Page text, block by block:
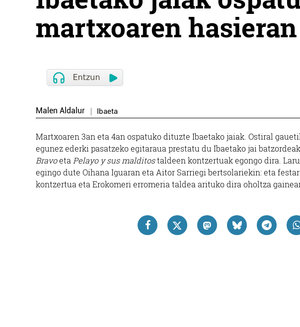
martxoaren hasieran
Malen Aldalur Ibaeta
Martxoaren 3an eta 4an ospatuko dituzte Ibaetako jaiak. Ostiral
egunez ederki pasatzeko egitaraua prestatu du Ibaetako jai
Bravoeta Pelayo y sus malditostaldeen kontzertuak egongo dira.
egingo dute Oihana Iguaran eta Aitor Sarriegi bertsolariekin: eta
kontzertua eta Erokomeri erromeria taldea arituko dira oholtza